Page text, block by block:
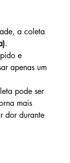
a coleta
.
e
apenas um
pode ser
mais
dor durante